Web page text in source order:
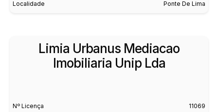
Localidade Ponte De Lima
Limia Urbanus Mediacao
Imobiliaria Unip Lda
Nº Licença 11069